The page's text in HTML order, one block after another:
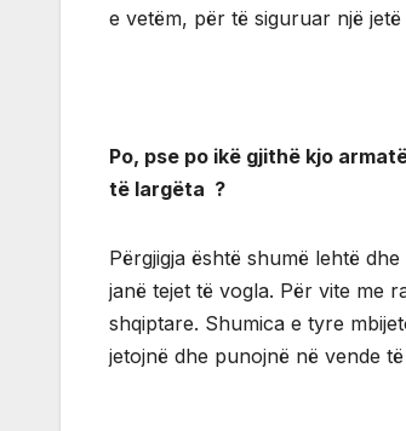
e vetëm, për të siguruar një
Po, pse po ikë gjithë kjo
të largëta ?
Përgjigja është shumë lehtë
janë tejet të vogla. Për vite me
shqiptare. Shumica e tyre
jetojnë dhe punojnë në vende